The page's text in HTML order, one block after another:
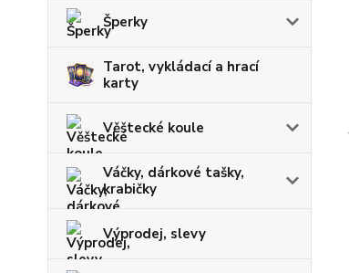
Šperky
Tarot, vykládací a hrací
karty
Věštecké koule
Váčky, dárkové tašky,
krabičky
Výprodej, slevy